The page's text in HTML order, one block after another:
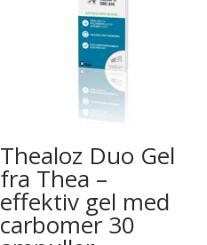
Thealoz Duo Gel
fra Thea –
effektiv gel med
carbomer 30